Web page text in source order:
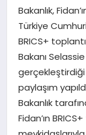
EĞITIM
MAGAZIN
YAŞAM
OTOMOBIL
Bakanlık,
Türkiye
BRICS+
Bakanı
paylaşım
Bakanlık
Fidan’ın